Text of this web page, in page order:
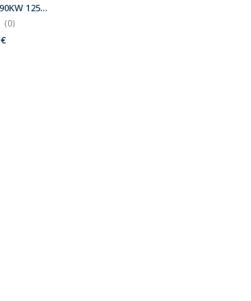
MOTOR SIEMENS 90KW 125CV 3000 B5 T280 400/690 IE3
(0)
€